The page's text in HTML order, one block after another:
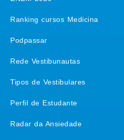
Ranking cursos Medicina
Podpassar
Rede Vestibunautas
Tipos de Vestibulares
Perfil de Estudante
Radar da Ansiedade